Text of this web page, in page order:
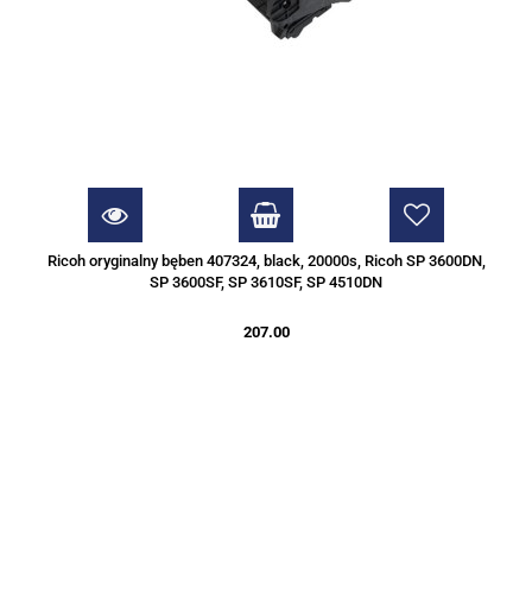
Ricoh oryginalny bęben 407324, black, 20000s, Ricoh SP 3600DN,
SP 3600SF, SP 3610SF, SP 4510DN
207.00